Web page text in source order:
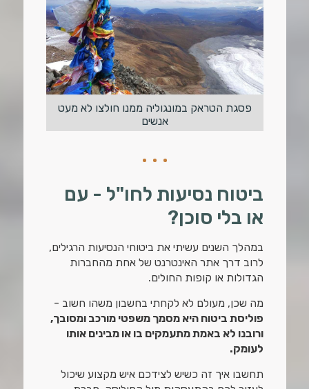
פסגת הטראק במונגוליה ממנו חולצו לא מעט
אנשים
ביטוח נסיעות לחו"ל - עם
או בלי סוכן?
במהלך השנים עשיתי את ביטוחי הנסיעות הרגילים,
לרוב דרך אתר האינטרנט של אחת מהחברות
הגדולות או קופות החולים.
מה שכן, מעולם לא לקחתי בחשבון משהו חשוב -
פוליסת ביטוח היא מסמך משפטי מורכב ומסובך,
ורובנו לא באמת מתעמקים בו או מבינים אותו
לעומק.
תחשבו איך זה כשיש לצידכם איש מקצוע שיכול